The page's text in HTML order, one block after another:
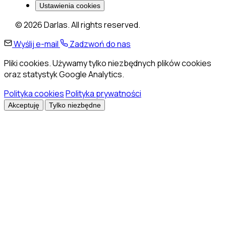
Ustawienia cookies
© 2026 Darlas. All rights reserved.
Wyślij e-mail
Zadzwoń do nas
Pliki cookies. Używamy tylko niezbędnych plików cookies
oraz statystyk Google Analytics.
Polityka cookiesPolityka prywatności
Akceptuję Tylko niezbędne